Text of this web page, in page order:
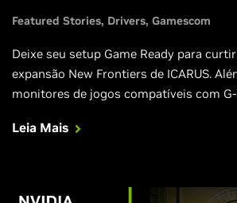
Featured Stories Drivers Gamescom
Deixe seu setup Game Ready para
expansão New Frontiers de ICARUS.
monitores de jogos compatíveis com G-
GeForce Experience.
Leia Mais